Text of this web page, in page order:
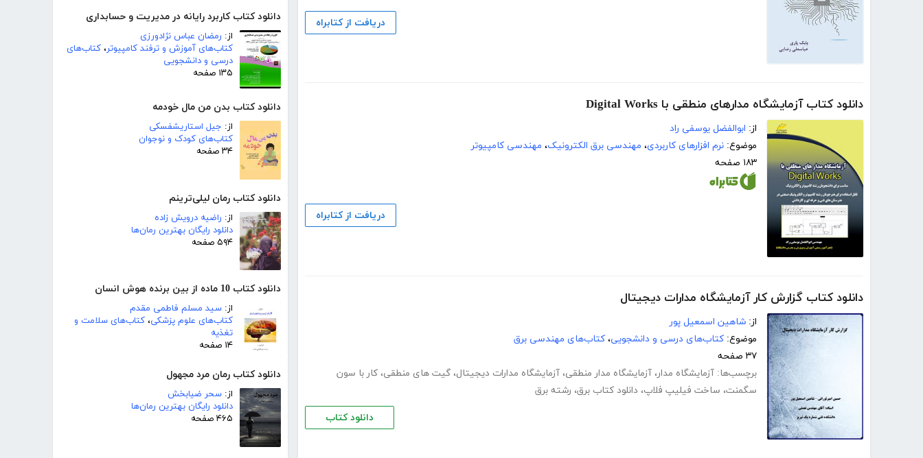
دانلود کتاب کاربرد رایانه در مدیریت و حسابداری
از: رمضان عباس نژادورزی
کتاب‌های آموزش و ترفند کامپیوتر، کتاب‌های
درسی و دانشجویی
۱۳۵ صفحه
دانلود کتاب بدن من مال خودمه
از: جیل استاریشفسکی
کتاب‌های کودک و نوجوان
۳۴ صفحه
دانلود کتاب رمان لیلی‌ترینم
از: راضیه درویش زاده
دانلود رایگان بهترین رمان‌ها
۵۹۴ صفحه
دانلود کتاب 10 ماده از بین برنده هوش انسان
از: سید مسلم فاطمی مقدم
کتاب‌های علوم پزشکی، کتاب‌های سلامت و
تغذیه
۱۴ صفحه
دانلود کتاب رمان مرد مجهول
از: سحر ضیابخش
دانلود رایگان بهترین رمان‌ها
۴۶۵ صفحه
دریافت از کتابراه
دانلود کتاب آزمایشگاه مدارهای منطقی با Digital Works
از: ابوالفضل یوسفی راد
موضوع: نرم افزارهای کاربردی، مهندسی برق الکترونیک، مهندسی کامپیوتر
۱۸۳ صفحه
دریافت از کتابراه
دانلود کتاب گزارش کار آزمایشگاه مدارات دیجیتال
از: شاهین اسمعیل پور
موضوع: کتاب‌های درسی و دانشجویی، کتاب‌های مهندسی برق
۳۷ صفحه
برچسب‌ها: آزمایشگاه مدار، آزمایشگاه مدار منطقی، آزمایشگاه مدارات دیجیتال، گیت های منطقی، کار با سون
سگمنت، ساخت فیلیپ فلاپ، دانلود کتاب برق، رشته برق
دانلود کتاب